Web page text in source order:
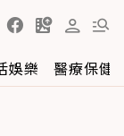
娛樂 醫療保健